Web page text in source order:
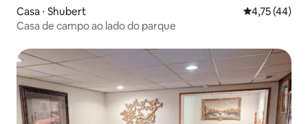
Casa ⋅ Shubert 4,75 de uma
4,75 (44)
Casa de campo ao lado do parque